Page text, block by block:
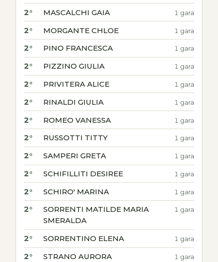
2° MASCALCHI GAIA 1 gara
2° MORGANTE CHLOE 1 gara
2° PINO FRANCESCA 1 gara
2° PIZZINO GIULIA 1 gara
2° PRIVITERA ALICE 1 gara
2° RINALDI GIULIA 1 gara
2° ROMEO VANESSA 1 gara
2° RUSSOTTI TITTY 1 gara
2° SAMPERI GRETA 1 gara
2° SCHIFILLITI DESIREE 1 gara
2° SCHIRO' MARINA 1 gara
2°
SORRENTI MATILDE MARIA
SMERALDA
1 gara
2° SORRENTINO ELENA 1 gara
2° STRANO AURORA 1 gara